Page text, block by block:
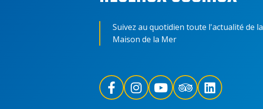
Suivez au quotidien toute l'actualité de la
Maison de la Mer